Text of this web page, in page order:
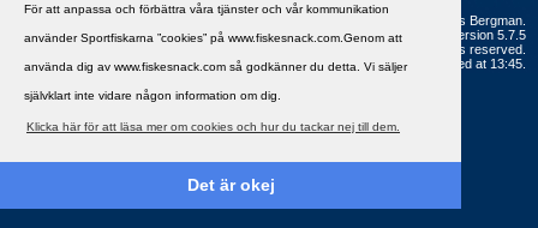
För att anpassa och förbättra våra tjänster och vår kommunikation
använder Sportfiskarna ”cookies” på www.fiskesnack.com.Genom att
använda dig av www.fiskesnack.com så godkänner du detta. Vi säljer
självklart inte vidare någon information om dig.
Klicka här för att läsa mer om cookies och hur du tackar nej till dem.
Det är okej
Copyright ©2002 - 2021, FiskeSnack.com. Grundad 2002 av Anders Bergman.
Powered byvBulletin®
Version 5.7.5
Copyright © 2026 MH Sub I, LLC dba vBulletin. All rights reserved.
All times are GMT+1. This page was generated at 13:45.